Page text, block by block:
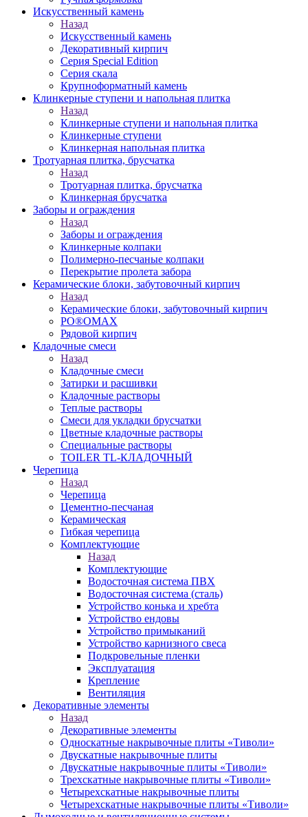
Искусственный камень
Назад
Искусственный камень
Декоративный кирпич
Серия Special Edition
Серия скала
Крупноформатный камень
Клинкерные ступени и напольная плитка
Назад
Клинкерные ступени и напольная плитка
Клинкерные ступени
Клинкерная напольная плитка
Тротуарная плитка, брусчатка
Назад
Тротуарная плитка, брусчатка
Клинкерная брусчатка
Заборы и ограждения
Назад
Заборы и ограждения
Клинкерные колпаки
Полимерно-песчаные колпаки
Перекрытие пролета забора
Керамические блоки, забутовочный кирпич
Назад
Керамические блоки, забутовочный кирпич
PO®OMAX
Рядовой кирпич
Кладочные смеси
Назад
Кладочные смеси
Затирки и расшивки
Кладочные растворы
Теплые растворы
Смеси для укладки брусчатки
Цветные кладочные растворы
Специальные растворы
TOILER TL-КЛАДОЧНЫЙ
Черепица
Назад
Черепица
Цементно-песчаная
Керамическая
Гибкая черепица
Комплектующие
Назад
Комплектующие
Водосточная система ПВХ
Водосточная система (сталь)
Устройство конька и хребта
Устройство ендовы
Устройство примыканий
Устройство карнизного свеса
Подкровельные пленки
Эксплуатация
Крепление
Вентиляция
Декоративные элементы
Назад
Декоративные элементы
Односкатные накрывочные плиты «Тиволи»
Двускатные накрывочные плиты
Двускатные накрывочные плиты «Тиволи»
Трехскатные накрывочные плиты «Тиволи»
Четырехскатные накрывочные плиты
Четырехскатные накрывочные плиты «Тиволи»